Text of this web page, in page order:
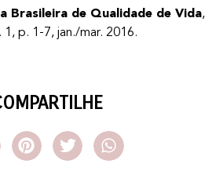
Brasileira de Qualidade de Vida,
1, p. 1-7, jan./mar. 2016.